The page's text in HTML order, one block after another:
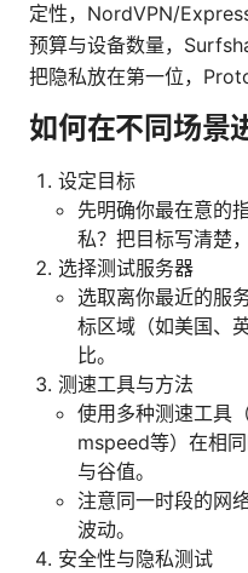
定性，NordVPN/
预算与设备数量，
把隐私放在第一位，
如何在不同场景
设定目标
先明确你最在意的
私？把目标写清楚，
选择测试服务器
选取离你最近的服
标区域（如美国、
比。
测速工具与方法
使用多种测速工具
mspeed等）在相
与谷值。
注意同一时段的网
波动。
安全性与隐私测试